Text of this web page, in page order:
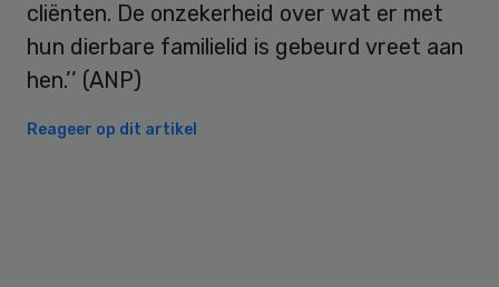
cliënten. De onzekerheid over wat er met
hun dierbare familielid is gebeurd vreet aan
hen.’’ (ANP)
Reageer op dit artikel